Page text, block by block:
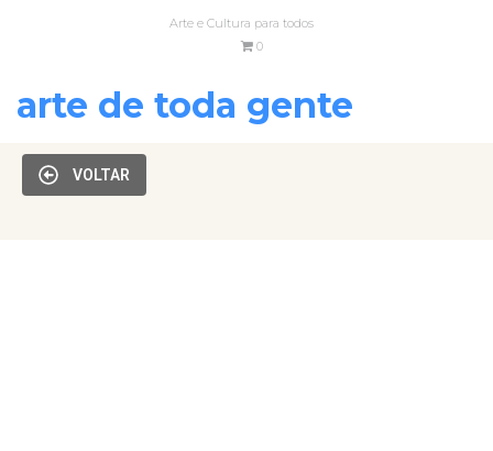
Arte e Cultura para todos
0
arte de toda gente
VOLTAR